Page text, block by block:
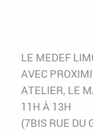
LE MEDEF
AVEC
ATELIER, LE
11H À 13H
(7BIS RUE DU